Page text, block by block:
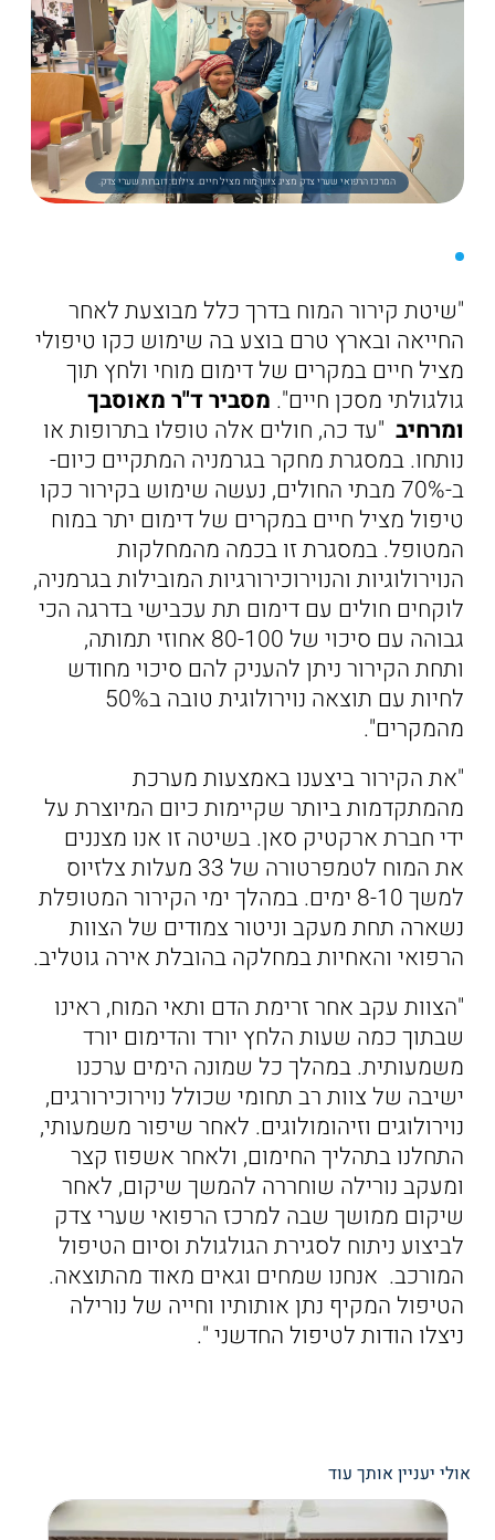
המרכז הרפואי שערי צדק מציג צינון מוח מציל חיים. צילום: דוברות שערי צדק.
"שיטת קירור המוח בדרך כלל מבוצעת לאחר
החייאה ובארץ טרם בוצע בה שימוש כקו טיפולי
מציל חיים במקרים של דימום מוחי ולחץ תוך
גולגולתי מסכן חיים". מסביר ד"ר מאוסבך
ומרחיב "עד כה, חולים אלה טופלו בתרופות או
נותחו. במסגרת מחקר בגרמניה המתקיים כיום-
ב-70% מבתי החולים, נעשה שימוש בקירור כקו
טיפול מציל חיים במקרים של דימום יתר במוח
המטופל. במסגרת זו בכמה מהמחלקות
הנוירולוגיות והנוירוכירורגיות המובילות בגרמניה,
לוקחים חולים עם דימום תת עכבישי בדרגה הכי
גבוהה עם סיכוי של 80-100 אחוזי תמותה,
ותחת הקירור ניתן להעניק להם סיכוי מחודש
לחיות עם תוצאה נוירולוגית טובה ב50%
מהמקרים".
"את הקירור ביצענו באמצעות מערכת
מהמתקדמות ביותר שקיימות כיום המיוצרת על
ידי חברת ארקטיק סאן. בשיטה זו אנו מצננים
את המוח לטמפרטורה של 33 מעלות צלזיוס
למשך 8-10 ימים. במהלך ימי הקירור המטופלת
נשארה תחת מעקב וניטור צמודים של הצוות
הרפואי והאחיות במחלקה בהובלת אירה גוטליב.
"הצוות עקב אחר זרימת הדם ותאי המוח, ראינו
שבתוך כמה שעות הלחץ יורד והדימום יורד
משמעותית. במהלך כל שמונה הימים ערכנו
ישיבה של צוות רב תחומי שכולל נוירוכירורגים,
נוירולוגים וזיהומולוגים. לאחר שיפור משמעותי,
התחלנו בתהליך החימום, ולאחר אשפוז קצר
ומעקב נורילה שוחררה להמשך שיקום, לאחר
שיקום ממושך שבה למרכז הרפואי שערי צדק
לביצוע ניתוח לסגירת הגולגולת וסיום הטיפול
המורכב. אנחנו שמחים וגאים מאוד מהתוצאה.
הטיפול המקיף נתן אותותיו וחייה של נורילה
ניצלו הודות לטיפול החדשני ".
אולי יעניין אותך עוד